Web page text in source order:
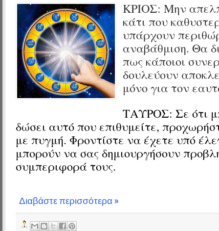
ΚΡΙΟΣ: Μην
κάτι που
υπάρχουν
αναβάθμιση. Θα
πως κάποιοι
δουλεύουν
μόνο για τον
ΤΑΥΡΟΣ: Σε ότι
δώσει αυτό που επιθυμείτε,
με πυγμή. Φροντίστε να έχετε υπό
μπορούν να σας δημιουργήσουν
συμπεριφορά τους.
Διαβάστε περισσότερα »